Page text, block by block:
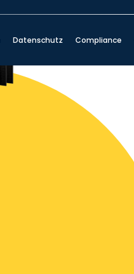
Datenschutz Compliance